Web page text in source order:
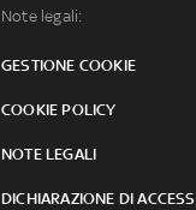
Note legali:
GESTIONE COOKIE
COOKIE POLICY
NOTE LEGALI
DICHIARAZIONE DI